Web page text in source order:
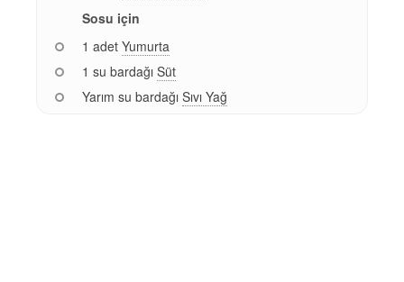
Sosu için
1 adet Yumurta
1 su bardağı Süt
Yarım su bardağı Sıvı Yağ